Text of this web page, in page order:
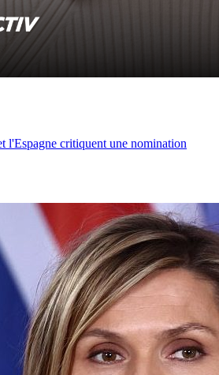
critiquent une nomination